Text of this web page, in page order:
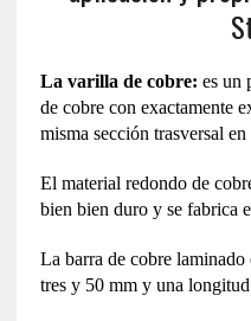
La varilla de cobre: es un
de cobre con exactamente
misma sección trasversal
El material redondo de
bien bien duro y se fabrica
La barra de cobre
tres y 50 mm y una